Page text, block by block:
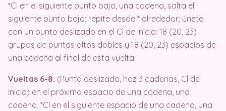
*Cl en el siguiente punto bajo, una cadena, salta el
siguiente punto bajo; repite desde * alrededor; únete
con un punto deslizado en el Cl de inicio: 18 (20, 23)
grupos de puntos altos dobles y 18 (20, 23) espacios de
una cadena al final de esta vuelta.
Vueltas 6-8: (Punto deslizado, haz 3 cadenas, Cl de
inicio) en el próximo espacio de una cadena, una
cadena, *Cl en el siguiente espacio de una cadena, una